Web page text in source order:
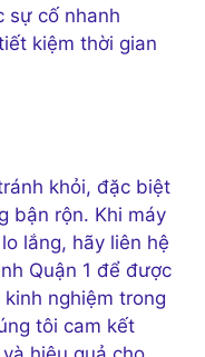
sự cố nhanh
kiệm thời gian
khỏi, đặc biệt
bận rộn. Khi máy
lắng, hãy liên hệ
Quận 1 để được
nghiệm trong
tôi cam kết